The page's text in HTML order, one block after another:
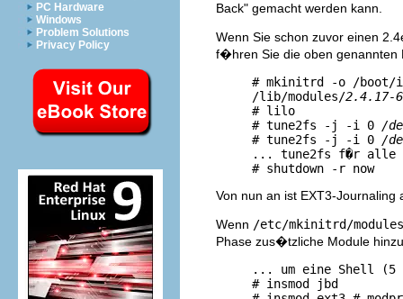
PC Hardware
Windows
Problem Solutions
Privacy Policy
Back" gemacht werden kann.
Wenn Sie schon zuvor einen
f�hren Sie die oben genannten
# mkinitrd -o /boot/
     /lib/modules/
2.4.17-
     # lilo
     # tune2fs -j -i 0
/
     # tune2fs -j -i 0
/
... tune2fs f�r alle
Von nun an ist EXT3-Journaling
Wenn /etc/mkinitrd/modules
Phase zus�tzliche Module
... um eine Shell (5
     # insmod jbd